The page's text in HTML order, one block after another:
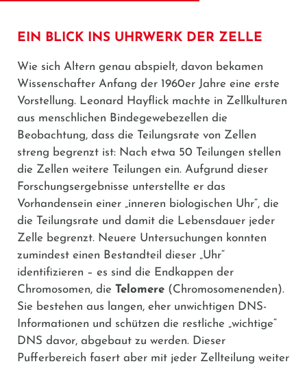
EIN BLICK INS UHRWERK DER ZELLE
Wie sich Altern genau abspielt, davon bekamen
Wissenschafter Anfang der 1960er Jahre eine erste
Vorstellung. Leonard Hayflick machte in Zellkulturen
aus menschlichen Bindegewebezellen die
Beobachtung, dass die Teilungsrate von Zellen
streng begrenzt ist: Nach etwa 50 Teilungen stellen
die Zellen weitere Teilungen ein. Aufgrund dieser
Forschungsergebnisse unterstellte er das
Vorhandensein einer „inneren biologischen Uhr“, die
die Teilungsrate und damit die Lebensdauer jeder
Zelle begrenzt. Neuere Untersuchungen konnten
zumindest einen Bestandteil dieser „Uhr“
identifizieren – es sind die Endkappen der
Chromosomen, die Telomere (Chromosomenenden).
Sie bestehen aus langen, eher unwichtigen DNS-
Informationen und schützen die restliche „wichtige“
DNS davor, abgebaut zu werden. Dieser
Pufferbereich fasert aber mit jeder Zellteilung weiter